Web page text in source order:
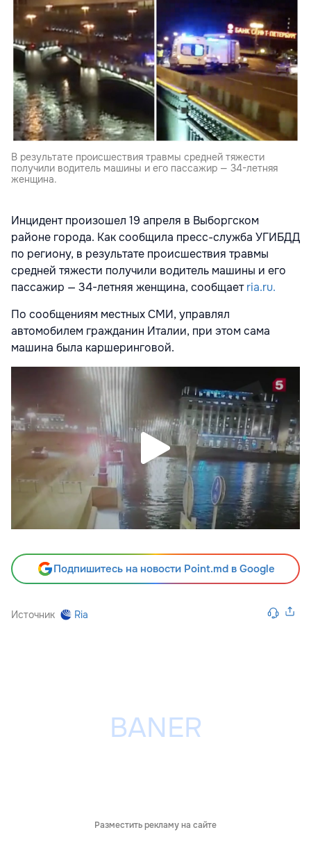
В результате происшествия травмы средней тяжести
получили водитель машины и его пассажир — 34-летняя
женщина.
Инцидент произошел 19 апреля в Выборгском
районе города. Как сообщила пресс-служба УГИБДД
по региону, в результате происшествия травмы
средней тяжести получили водитель машины и его
пассажир — 34-летняя женщина, сообщаетria.ru.
По сообщениям местных СМИ, управлял
автомобилем гражданин Италии, при этом сама
машина была каршеринговой.
Подпишитесь на новости Point.md в Google
Источник Ria
Разместить рекламу на сайте